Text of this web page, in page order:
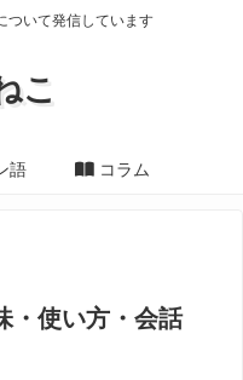
ついて発信しています
こ
語 コラム
・使い方・会話